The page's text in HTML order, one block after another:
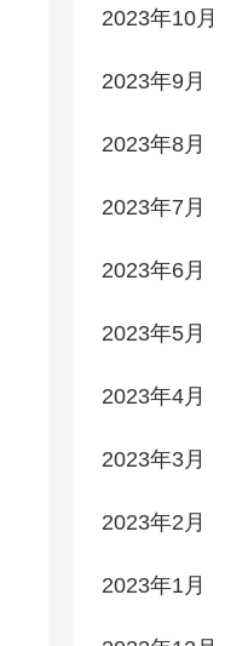
2023年10月
2023年9月
2023年8月
2023年7月
2023年6月
2023年5月
2023年4月
2023年3月
2023年2月
2023年1月